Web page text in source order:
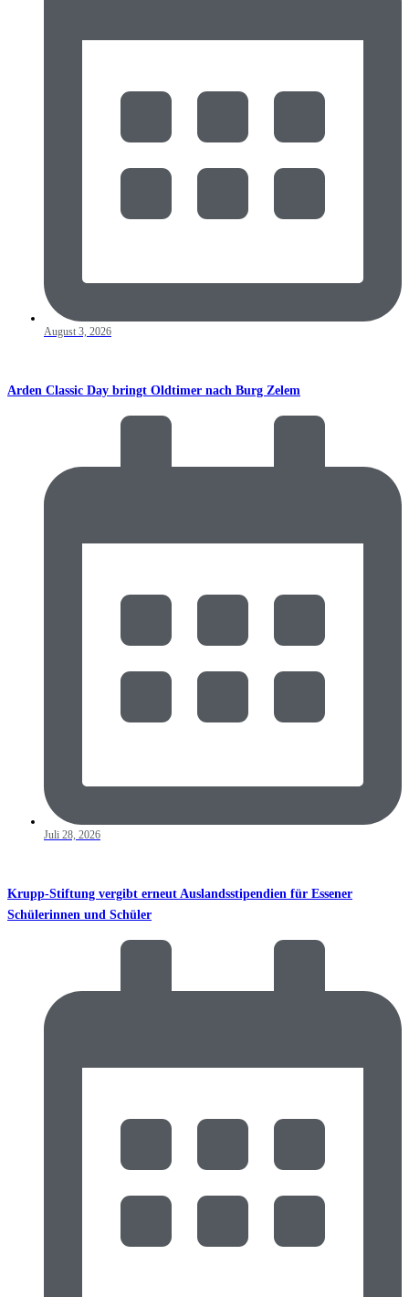
August 3, 2026
Arden Classic Day bringt Oldtimer nach Burg Zelem
Juli 28, 2026
Krupp-Stiftung vergibt erneut Auslandsstipendien für Essener
Schülerinnen und Schüler